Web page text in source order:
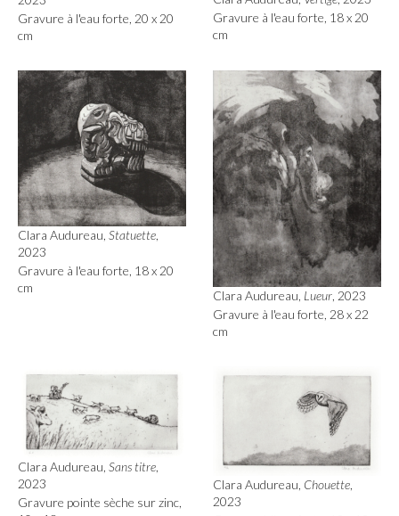
Gravure à l'eau forte, 20 x 20
cm
Gravure à l'eau forte, 18 x 20
cm
Clara Audureau, Statuette
2023
Gravure à l'eau forte, 18 x 20
cm
Clara Audureau, Lueur , 2023
Gravure à l'eau forte, 28 x 22
cm
Clara Audureau, Sans titre
2023
Gravure pointe sèche sur zinc,
Clara Audureau, Chouette
2023